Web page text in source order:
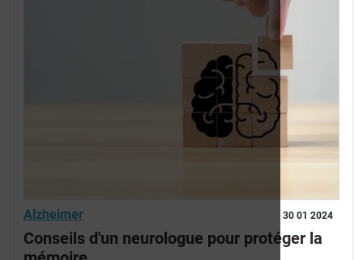
30 01 2024
Alzheimer
Conseils d'un neurologue pour protéger la